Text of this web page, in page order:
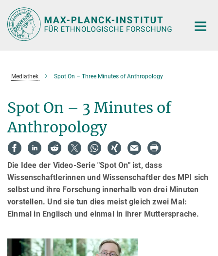
Hauptinhalt
Mediathek Spot On – Three Minutes of Anthropology
Spot On – 3 Minutes of
Anthropology
Die Idee der Video-Serie "Spot On" ist, dass
Wissenschaftlerinnen und Wissenschaftler des MPI sich
selbst und ihre Forschung innerhalb von drei Minuten
vorstellen. Und sie tun dies meist gleich zwei Mal:
Einmal in Englisch und einmal in ihrer Muttersprache.